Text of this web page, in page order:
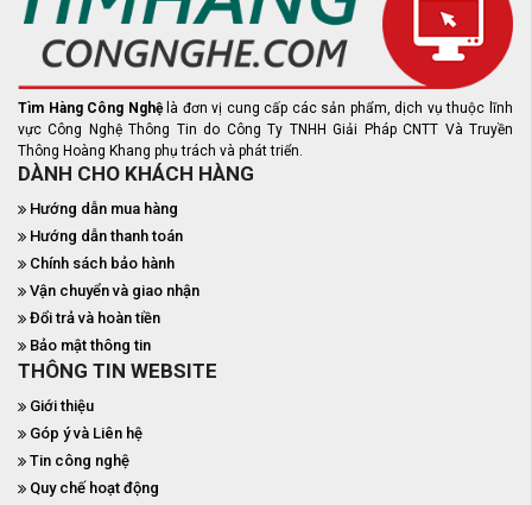
Tìm Hàng Công Nghệ là đơn vị cung cấp các sản phẩm, dịch vụ thuộc lĩnh
vực Công Nghệ Thông Tin do Công Ty TNHH Giải Pháp CNTT Và Truyền
Thông Hoàng Khang phụ trách và phát triển.
DÀNH CHO KHÁCH HÀNG
Hướng dẫn mua hàng
Hướng dẫn thanh toán
Chính sách bảo hành
Vận chuyển và giao nhận
Đổi trả và hoàn tiền
Bảo mật thông tin
THÔNG TIN WEBSITE
Giới thiệu
Góp ý và Liên hệ
Tin công nghệ
Quy chế hoạt động